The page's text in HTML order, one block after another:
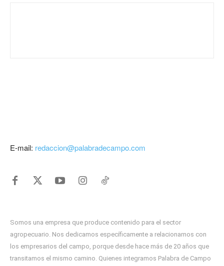
E-mail: redaccion@palabradecampo.com
Somos una empresa que produce contenido para el sector
agropecuario. Nos dedicamos específicamente a relacionarnos con
los empresarios del campo, porque desde hace más de 20 años que
transitamos el mismo camino. Quienes integramos Palabra de Campo